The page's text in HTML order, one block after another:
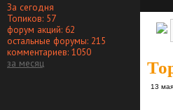
За сегодня
Топиков: 57
форум акций: 62
остальные форумы: 215
комментариев: 1050
за месяц
13